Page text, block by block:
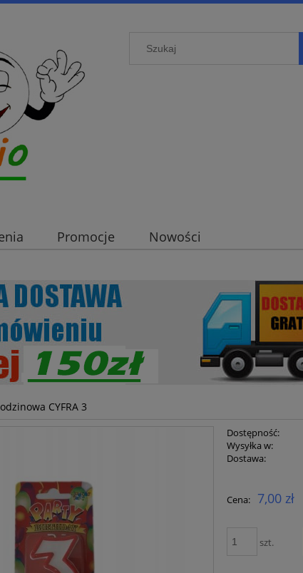
Promocje Nowości
CYFRA 3
Dostępność:
Wysyłka w:
Dostawa:
płatności
Cena: 7,00 zł
szt.